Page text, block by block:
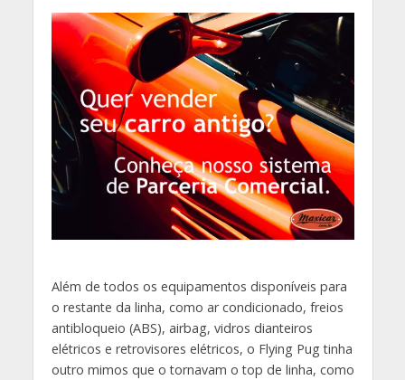
Além de todos os equipamentos disponíveis para
o restante da linha, como ar condicionado, freios
antibloqueio (ABS), airbag, vidros dianteiros
elétricos e retrovisores elétricos, o Flying Pug tinha
outro mimos que o tornavam o top de linha, como